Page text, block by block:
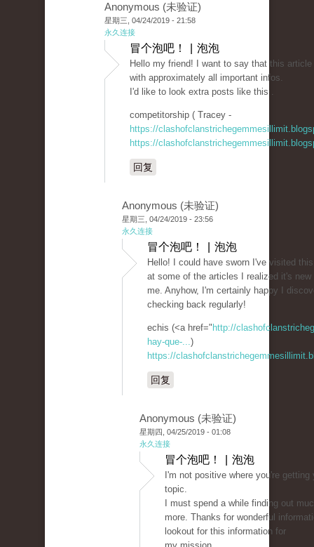
Anonymous (未验证)
星期三, 04/24/2019 - 21:58
永久连接
冒个泡吧！ | 泡泡
Hello my friend! I want to say that this
with approximately all important infos.
I'd like to look extra posts like this .
competitorship ( Tracey -
https://
https://
回复
Anonymous (未验证)
星期三, 04/24/2019 - 23:56
永久连接
冒个泡吧！ | 泡泡
Hello! I could have sworn I've visited
at some of the articles I realized it's new
me. Anyhow, I'm certainly happy I
checking back regularly!
echis (<a href=" http://
hay-que-...)
https://
回复
Anonymous (未验证)
星期四, 04/25/2019 - 01:08
永久连接
冒个泡吧！ | 泡泡
I'm not positive where you're
topic.
I must spend a while finding out
more. Thanks for wonderful
lookout for this information for